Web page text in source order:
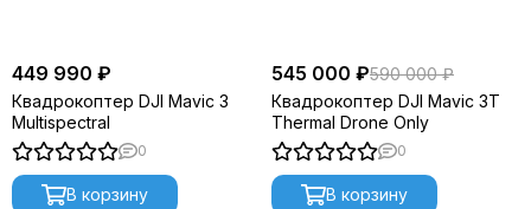
449 990 ₽
Квадрокоптер DJI Mavic 3
Multispectral
0
В корзину
545 000 ₽590 000 ₽
Квадрокоптер DJI Mavic 3T
Thermal Drone Only
0
В корзину